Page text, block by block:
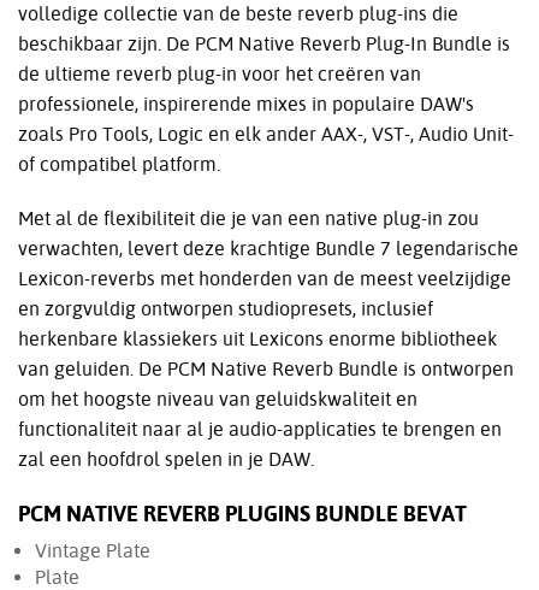
volledige collectie van de beste reverb plug-ins die
beschikbaar zijn. De PCM Native Reverb Plug-In Bundle is
de ultieme reverb plug-in voor het creëren van
professionele, inspirerende mixes in populaire DAW's
zoals Pro Tools, Logic en elk ander AAX-, VST-, Audio Unit-
of compatibel platform.
Met al de flexibiliteit die je van een native plug-in zou
verwachten, levert deze krachtige Bundle 7 legendarische
Lexicon-reverbs met honderden van de meest veelzijdige
en zorgvuldig ontworpen studiopresets, inclusief
herkenbare klassiekers uit Lexicons enorme bibliotheek
van geluiden. De PCM Native Reverb Bundle is ontworpen
om het hoogste niveau van geluidskwaliteit en
functionaliteit naar al je audio-applicaties te brengen en
zal een hoofdrol spelen in je DAW.
PCM NATIVE REVERB PLUGINS BUNDLE BEVAT
Vintage Plate
Plate